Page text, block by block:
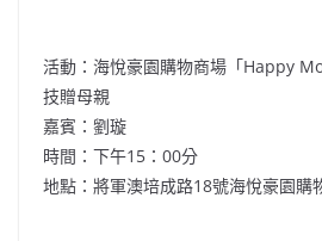
活動：海悅豪園購物商場「Happy
技贈母親
嘉賓：劉璇
時間：下午15：00分
地點：將軍澳培成路18號海悅豪園購